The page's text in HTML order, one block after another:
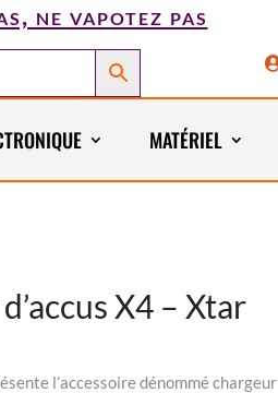
ne vapotez pas
MATÉRIEL
X4 – Xtar
l’accessoire dénommé chargeur